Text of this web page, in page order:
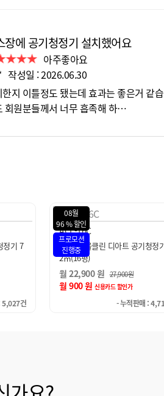
장에 공기청정기 설치했어요
아주좋아요
작성일 : 2026.06.30
한지 이틀정도 됐는데 효과는 좋은거 같
회원분들께서 너무 흡족해 하…
정기 5
4,711건
08월
100 % 할인
프로모션
진행중
ACL-20C1A
SK매직 올클린 공기청정기 66㎡
평)
월 9,450 원6개월 후 월18,900
월 0 원신용카드 할인가
- 누적판매 :